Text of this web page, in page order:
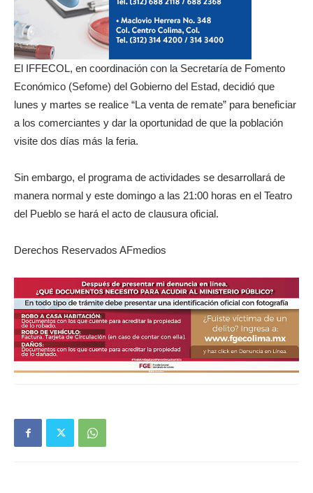
El IFFECOL, en coordinación con la Secretaría de Fomento
Económico (Sefome) del Gobierno del Estad, decidió que
lunes y martes se realice “La venta de remate” para beneficiar
a los comerciantes y dar la oportunidad de que la población
visite dos días más la feria.
Sin embargo, el programa de actividades se desarrollará de
manera normal y este domingo a las 21:00 horas en el Teatro
del Pueblo se hará el acto de clausura oficial.
Derechos Reservados AFmedios